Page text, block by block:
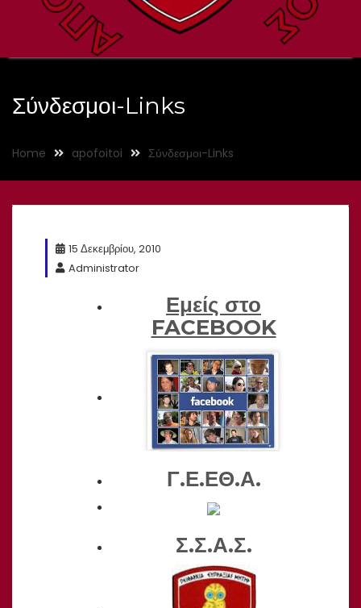
Σύνδεσμοι-Links
Home apofoitoi Σύνδεσμοι-Links
15 Δεκεμβρίου, 2010
Administrator
Εμείς στο
FACEBOOK
Γ.Ε.ΕΘ.Α.
Σ.Σ.Α.Σ.